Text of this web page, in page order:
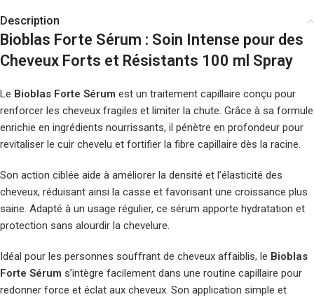
Description
Bioblas Forte Sérum : Soin Intense pour des
Cheveux Forts et Résistants 100 ml Spray
Le Bioblas Forte Sérum est un traitement capillaire conçu pour
renforcer les cheveux fragiles et limiter la chute. Grâce à sa formule
enrichie en ingrédients nourrissants, il pénètre en profondeur pour
revitaliser le cuir chevelu et fortifier la fibre capillaire dès la racine.
Son action ciblée aide à améliorer la densité et l’élasticité des
cheveux, réduisant ainsi la casse et favorisant une croissance plus
saine. Adapté à un usage régulier, ce sérum apporte hydratation et
protection sans alourdir la chevelure.
Idéal pour les personnes souffrant de cheveux affaiblis, le Bioblas
Forte Sérum s’intègre facilement dans une routine capillaire pour
redonner force et éclat aux cheveux. Son application simple et